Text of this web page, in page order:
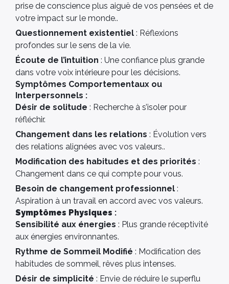
prise de conscience plus aiguë de vos pensées et de
votre impact sur le monde..
Questionnement existentiel : Réflexions
profondes sur le sens de la vie.
Écoute de l’intuition : Une confiance plus grande
dans votre voix intérieure pour les décisions.
Symptômes Comportementaux ou
Interpersonnels :
Désir de solitude : Recherche à s’isoler pour
réfléchir.
Changement dans les relations : Évolution vers
des relations alignées avec vos valeurs..
Modification des habitudes et des priorités :
Changement dans ce qui compte pour vous.
Besoin de changement professionnel :
Aspiration à un travail en accord avec vos valeurs.
Symptômes Physiques :
Sensibilité aux énergies : Plus grande réceptivité
aux énergies environnantes.
Rythme de Sommeil Modifié : Modification des
habitudes de sommeil, rêves plus intenses.
Désir de simplicité : Envie de réduire le superflu